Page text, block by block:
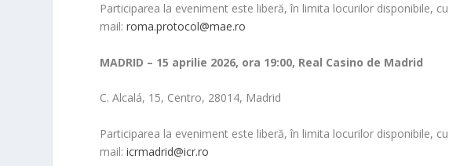
Participarea la eveniment este liberă, în limita locurilor disponibile,
mail:roma.protocol@mae.ro
MADRID – 15 aprilie 2026, ora 19:00, Real Casino de Madrid
C. Alcalá, 15, Centro, 28014, Madrid
Participarea la eveniment este liberă, în limita locurilor disponibile,
mail:icrmadrid@icr.ro